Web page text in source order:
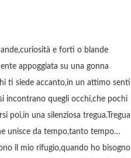
e forti o blande
appoggiata su una gonna
ti siede accanto,in un attimo senti
incontrano quegli occhi,che pochi
poi,in una silenziosa tregua.Tregua
unisce da tempo,tanto tempo…
il mio rifugio,quando ho bisogno